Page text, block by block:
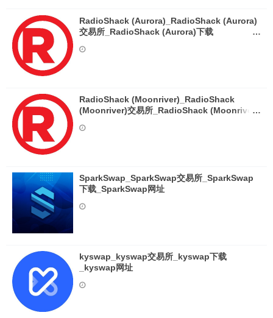
RadioShack (Aurora)_RadioShack (Aurora)
交易所_RadioShack (Aurora)下载
RadioShack (Moonriver)_RadioShack
(Moonriver)交易所_RadioShack (Moonriver)
SparkSwap_SparkSwap交易所_SparkSwap
下载_SparkSwap网址
kyswap_kyswap交易所_kyswap下载
_kyswap网址